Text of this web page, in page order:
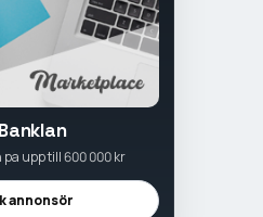
pa upp till 600 000 kr
annonsör